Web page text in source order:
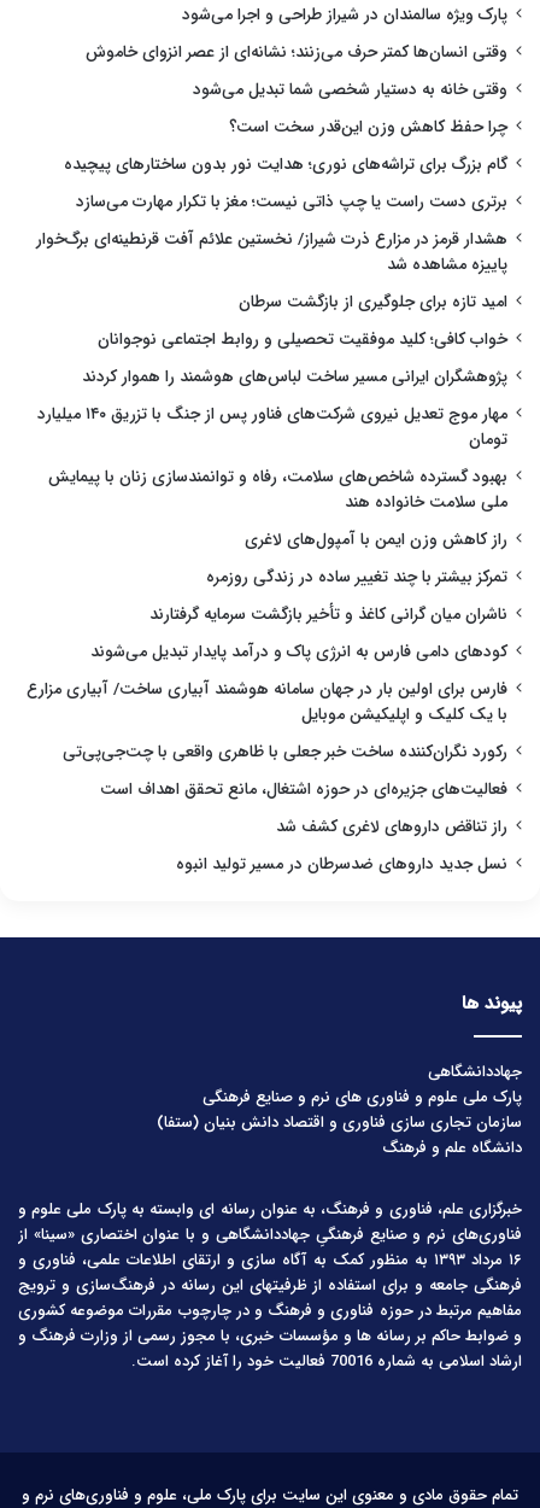
پارک ویژه سالمندان در شیراز طراحی و اجرا می‌شود
وقتی انسان‌ها کمتر حرف می‌زنند؛ نشانه‌ای از عصر انزوای خاموش
وقتی خانه به دستیار شخصی شما تبدیل می‌شود
چرا حفظ کاهش وزن این‌قدر سخت است؟
گام بزرگ برای تراشه‌های نوری؛ هدایت نور بدون ساختارهای پیچیده
برتری دست راست یا چپ ذاتی نیست؛ مغز با تکرار مهارت می‌سازد
هشدار قرمز در مزارع ذرت شیراز/ نخستین علائم آفت قرنطینه‌ای برگ‌خوار
پاییزه مشاهده شد
امید تازه برای جلوگیری از بازگشت سرطان
خواب کافی؛ کلید موفقیت تحصیلی و روابط اجتماعی نوجوانان
پژوهشگران ایرانی مسیر ساخت لباس‌های هوشمند را هموار کردند
مهار موج تعدیل نیروی شرکت‌های فناور پس از جنگ با تزریق ۱۴۰ میلیارد
تومان
بهبود گسترده شاخص‌های سلامت، رفاه و توانمندسازی زنان با پیمایش
ملی سلامت خانواده هند
راز کاهش وزن ایمن با آمپول‌های لاغری
تمرکز بیشتر با چند تغییر ساده در زندگی روزمره
ناشران میان گرانی کاغذ و تأخیر بازگشت سرمایه گرفتارند
کودهای دامی فارس به انرژی پاک و درآمد پایدار تبدیل می‌شوند
فارس برای اولین بار در جهان سامانه هوشمند آبیاری ساخت/ آبیاری مزارع
با یک کلیک و اپلیکیشن موبایل
رکورد نگران‌کننده ساخت خبر جعلی با ظاهری واقعی با چت‌جی‌پی‌تی
فعالیت‌های جزیره‌ای در حوزه اشتغال، مانع تحقق اهداف است
راز تناقض داروهای لاغری کشف شد
نسل جدید داروهای ضدسرطان در مسیر تولید انبوه
پیوند ها
جهاددانشگاهی
پارک ملی علوم و فناوری های نرم و صنایع فرهنگی
سازمان تجاری سازی فناوری و اقتصاد دانش بنیان (ستفا)
دانشگاه علم و فرهنگ
خبرگزاری علم، فناوری و فرهنگ، به عنوان رسانه ای وابسته به پارک ملی علوم و
فناوری‌های نرم و صنایع فرهنگیِ جهاددانشگاهی و با عنوان اختصاری «سینا» از
۱۶ مرداد ۱۳۹۳ به منظور کمک به آگاه سازی و ارتقای اطلاعات علمی، فناوری و
فرهنگی جامعه و برای استفاده از ظرفیتهای این رسانه در فرهنگ‌سازی و ترویج
مفاهیم مرتبط در حوزه فناوری و فرهنگ و در چارچوب مقررات موضوعه کشوری
و ضوابط حاکم بر رسانه ها و مؤسسات خبری، با مجوز رسمی از وزارت فرهنگ و
ارشاد اسلامی به شماره 70016 فعالیت خود را آغاز کرده است.
تمام حقوق مادی و معنوی این سایت برای پارک ملی، علوم و فناوری‌های نرم و